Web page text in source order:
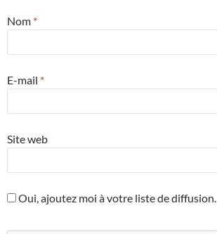
Nom *
E-mail *
Site web
Oui, ajoutez moi à votre liste de diffusion.